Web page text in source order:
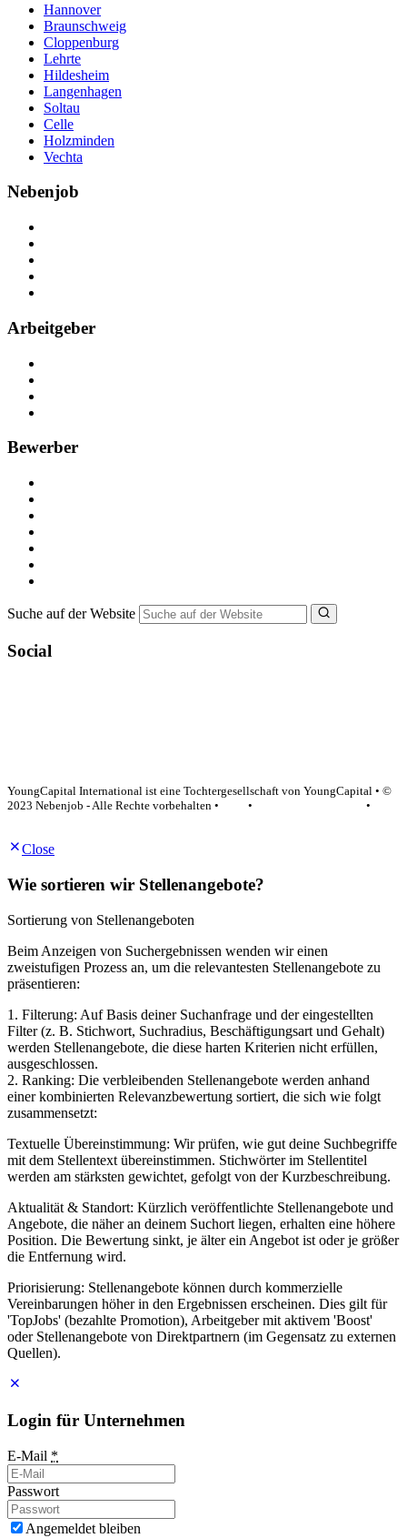
Hannover
Braunschweig
Cloppenburg
Lehrte
Hildesheim
Langenhagen
Soltau
Celle
Holzminden
Vechta
Nebenjob
Arbeitgeber
Bewerber
Suche auf der Website
Social
YoungCapital International ist eine Tochtergesellschaft von YoungCapital • ©
2023 Nebenjob - Alle Rechte vorbehalten •
•
•
Close
Wie sortieren wir Stellenangebote?
Sortierung von Stellenangeboten
Beim Anzeigen von Suchergebnissen wenden wir einen
zweistufigen Prozess an, um die relevantesten Stellenangebote zu
präsentieren:
1. Filterung: Auf Basis deiner Suchanfrage und der eingestellten
Filter (z. B. Stichwort, Suchradius, Beschäftigungsart und Gehalt)
werden Stellenangebote, die diese harten Kriterien nicht erfüllen,
ausgeschlossen.
2. Ranking: Die verbleibenden Stellenangebote werden anhand
einer kombinierten Relevanzbewertung sortiert, die sich wie folgt
zusammensetzt:
Textuelle Übereinstimmung: Wir prüfen, wie gut deine Suchbegriffe
mit dem Stellentext übereinstimmen. Stichwörter im Stellentitel
werden am stärksten gewichtet, gefolgt von der Kurzbeschreibung.
Aktualität & Standort: Kürzlich veröffentlichte Stellenangebote und
Angebote, die näher an deinem Suchort liegen, erhalten eine höhere
Position. Die Bewertung sinkt, je älter ein Angebot ist oder je größer
die Entfernung wird.
Priorisierung: Stellenangebote können durch kommerzielle
Vereinbarungen höher in den Ergebnissen erscheinen. Dies gilt für
'TopJobs' (bezahlte Promotion), Arbeitgeber mit aktivem 'Boost'
oder Stellenangebote von Direktpartnern (im Gegensatz zu externen
Quellen).
Login für Unternehmen
E-Mail *
Passwort
Angemeldet bleiben